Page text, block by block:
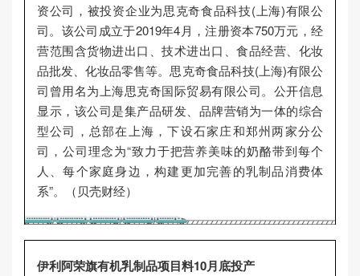
资公司，被投资企业为思克奇食品科技(上海)有限公
司。该公司成立于2019年4月，注册资本750万元，经
营范围含货物进出口、技术进出口、食品经营、化妆
品批发、化妆品零售等。思克奇食品科技(上海)有限公
司曾用名为上海思克奇国际贸易有限公司。公开信息
显示，该公司是集产品研发、品牌营销为一体的综合
型公司，总部在上海，下设石家庄和郑州两家分公
司，公司理念为“致力于把营养美味的奶酪带到每个
人、每个家庭身边，构建更加完善的乳制品消费体
系”。（贝壳财经）
伊利阿荣旗有机乳制品项目料10月底投产